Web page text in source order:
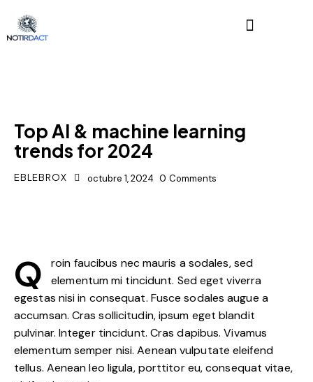
Top AI & machine learning
trends for 2024
EBLEBROX octubre 1, 2024 0 Comments
Q
roin faucibus nec mauris a sodales, sed
elementum mi tincidunt. Sed eget viverra
egestas nisi in consequat. Fusce sodales augue a
accumsan. Cras sollicitudin, ipsum eget blandit
pulvinar. Integer tincidunt. Cras dapibus. Vivamus
elementum semper nisi. Aenean vulputate eleifend
tellus. Aenean leo ligula, porttitor eu, consequat vitae,